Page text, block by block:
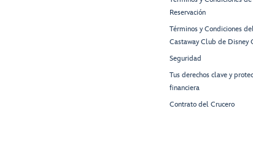
Reservación
Términos y Condiciones
Castaway Club de Disney
Seguridad
Tus derechos clave y
financiera
Contrato del Crucero